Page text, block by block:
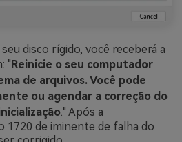
disco rígido, você receberá a
" Reinicie o seu computador
de arquivos. Você pode
ou agendar a correção do
." Após a
1720 de iminente de falha do